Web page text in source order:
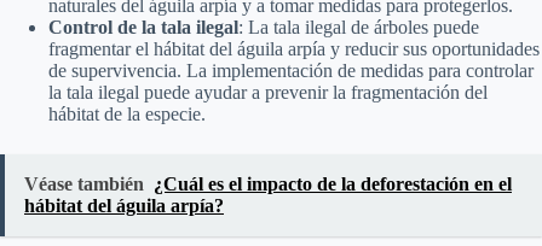
naturales del águila arpía y a tomar medidas para protegerlos.
Control de la tala ilegal: La tala ilegal de árboles puede
fragmentar el hábitat del águila arpía y reducir sus oportunidades
de supervivencia. La implementación de medidas para controlar
la tala ilegal puede ayudar a prevenir la fragmentación del
hábitat de la especie.
Véase también ¿Cuál es el impacto de la deforestación en el
hábitat del águila arpía?